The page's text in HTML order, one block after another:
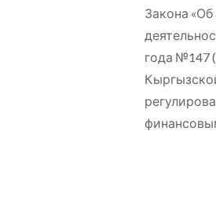
Закона
года №147